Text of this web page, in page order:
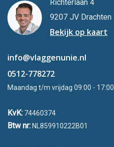
Richterlaan 4
9207 JV Drachten
Bekijk op kaart
info@vlaggenunie.nl
0512-778272
Maandag t/m vrijdag 09:00 - 17:00
KvK: 74460374
Btw nr: NL859910222B01